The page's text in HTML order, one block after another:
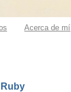
Acerca de mí